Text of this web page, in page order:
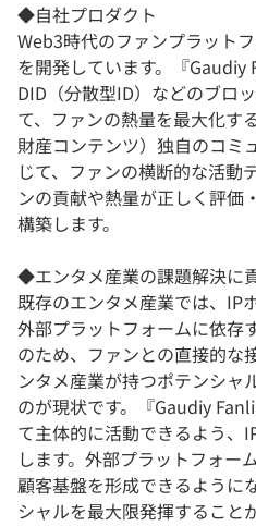
◆自社プロダクト
Web3時代のファンプラット
を開発しています。『Gaudiy
DID（分散型ID）などのブロ
て、ファンの熱量を最大化す
財産コンテンツ）独自のコミ
じて、ファンの横断的な活動
ンの貢献や熱量が正しく評価
構築します。
◆エンタメ産業の課題解決に
既存のエンタメ産業では、IP
外部プラットフォームに依存
のため、ファンとの直接的な
ンタメ産業が持つポテンシャ
のが現状です。『Gaudiy
て主体的に活動できるよう、
します。外部プラットフォー
顧客基盤を形成できるように
シャルを最大限発揮すること